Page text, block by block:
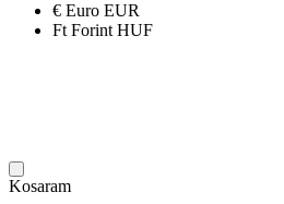
€ Euro EUR
Ft Forint HUF
Kosaram